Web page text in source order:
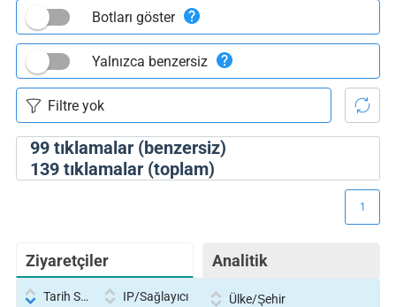
99tıklamalar (benzersiz)
139tıklamalar (toplam)
Botları göster
Yalnızca benzersiz
Ziyaretçiler Analitik
1
Tarih Saati IP/Sağlayıcı Ülke/Şehir